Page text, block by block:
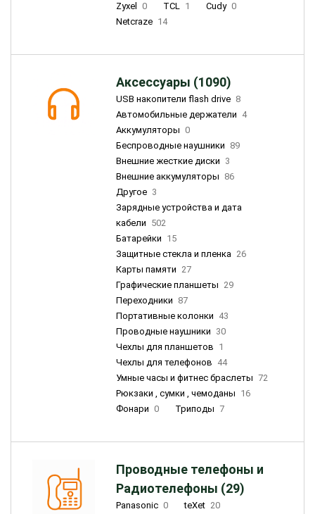
Zyxel
0 TCL 1 Cudy 0
Netcraze 14
Аксессуары (1090)
USB накопители flash drive 8
Автомобильные держатели 4
Аккумуляторы 0
Беспроводные наушники 89
Внешние жесткие диски 3
Внешние аккумуляторы 86
Другое 3
Зарядные устройства и дата
кабели 502
Батарейки 15
Защитные стекла и пленка 26
Карты памяти 27
Графические планшеты 29
Переходники 87
Портативные колонки 43
Проводные наушники 30
Чехлы для планшетов 1
Чехлы для телефонов 44
Умные часы и фитнес браслеты 72
Рюкзаки , сумки , чемоданы 16
Фонари 0 Триподы 7
Проводные телефоны и
Радиотелефоны (29)
Panasonic 0 teXet 20